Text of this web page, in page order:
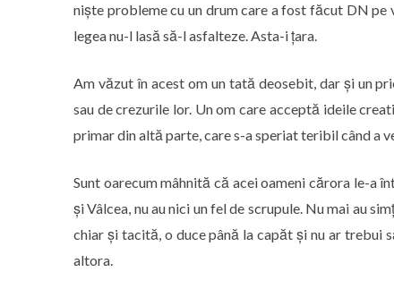
niște probleme cu un drum care a fost făcut DN
legea nu-l lasă să-l asfalteze. Asta-i țara.
Am văzut în acest om un tată deosebit, dar și un
sau de crezurile lor. Un om care acceptă ideile
primar din altă parte, care s-a speriat teribil când a
Sunt oarecum mâhnită că acei oameni cărora le-a
și Vâlcea, nu au nici un fel de scrupule. Nu mai au
chiar și tacită, o duce până la capăt și nu ar trebui
altora.